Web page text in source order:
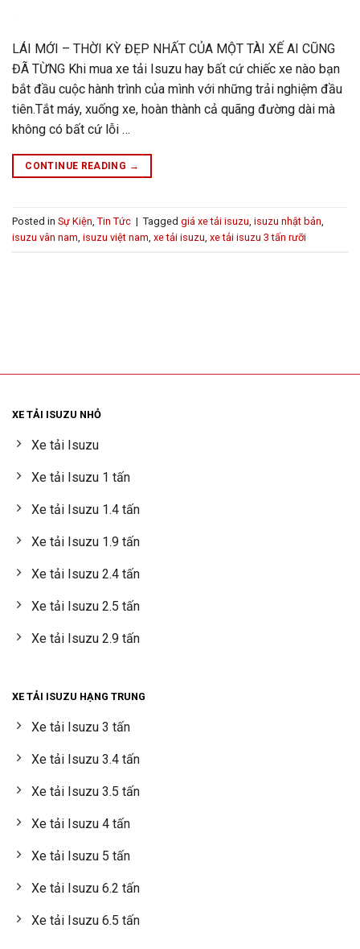
LÁI MỚI – THỜI KỲ ĐẸP NHẤT CỦA MỘT TÀI XẾ AI CŨNG
ĐÃ TỪNG Khi mua xe tải Isuzu hay bất cứ chiếc xe nào bạn
bắt đầu cuộc hành trình của mình với những trải nghiệm đầu
tiên.Tắt máy, xuống xe, hoàn thành cả quãng đường dài mà
không có bất cứ lỗi …
CONTINUE READING →
Posted in Sự Kiện Tin Tức | Tagged giá xe tải isuzu isuzu nhật bản
isuzu vân nam isuzu việt nam xe tải isuzu xe tải isuzu 3 tấn rưỡi
XE TẢI ISUZU NHỎ
Xe tải Isuzu
Xe tải Isuzu 1 tấn
Xe tải Isuzu 1.4 tấn
Xe tải Isuzu 1.9 tấn
Xe tải Isuzu 2.4 tấn
Xe tải Isuzu 2.5 tấn
Xe tải Isuzu 2.9 tấn
XE TẢI ISUZU HẠNG TRUNG
Xe tải Isuzu 3 tấn
Xe tải Isuzu 3.4 tấn
Xe tải Isuzu 3.5 tấn
Xe tải Isuzu 4 tấn
Xe tải Isuzu 5 tấn
Xe tải Isuzu 6.2 tấn
Xe tải Isuzu 6.5 tấn